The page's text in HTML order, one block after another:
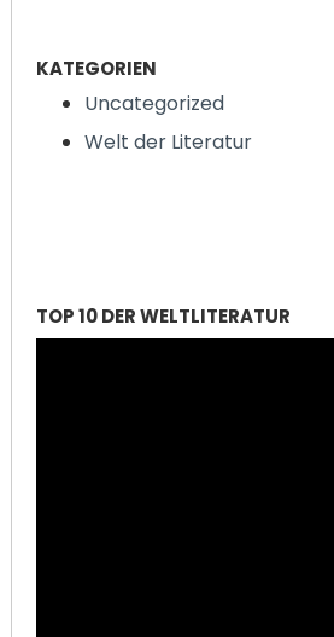
KATEGORIEN
Uncategorized
Welt der Literatur
TOP 10 DER WELTLITERATUR